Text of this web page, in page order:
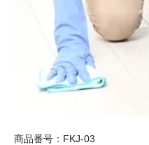
商品番号：FKJ-03